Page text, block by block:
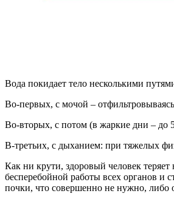
Вода покидает тело несколькими
Во-первых, с мочой –
Во-вторых, с потом (в жаркие дни – до
В-третьих, с дыханием: при тяжелых
Как ни крути, здоровый человек
бесперебойной работы всех органов и
почки, что совершенно не нужно, либо